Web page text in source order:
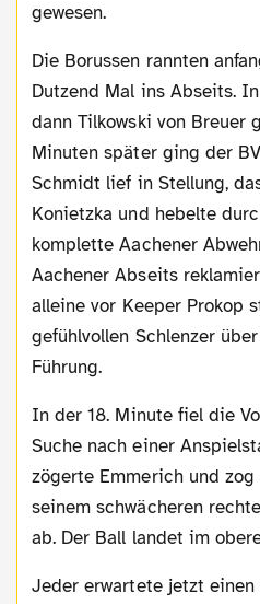
gewesen.
Die Borussen rannten anfangs gut ein halbes
Dutzend Mal ins Abseits.
dann Tilkowski von Breuer
Minuten später ging der
Schmidt lief in Stellung,
Konietzka und hebelte
komplette Aachener
Aachener Abseits
alleine vor Keeper Prokop
gefühlvollen Schlenzer
Führung.
In der 18. Minute fiel die Vorentscheidung. Auf der
Suche nach einer
zögerte Emmerich und
seinem schwächeren
ab. Der Ball landet im
Jeder erwartete jetzt einen Sturmlauf der Borussen,